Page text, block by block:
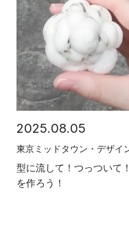
2025.08.05
東京ミッドタウン・デザイ
型に流して！つっついて
を作ろう！